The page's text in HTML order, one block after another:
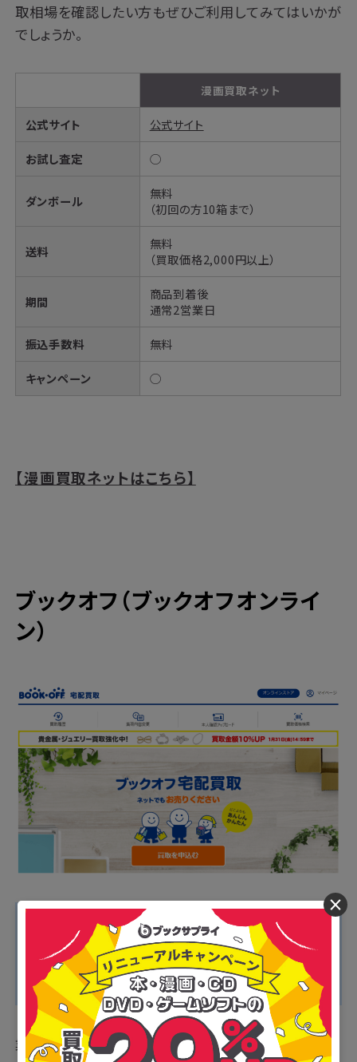
取相場を確認したい方もぜひご利用してみてはいかが
でしょうか。
漫画買取ネット
公式サイト 公式サイト
お試し査定 ◯
ダンボール
無料
（初回の方10箱まで）
送料
無料
（買取価格2,000円以上）
期間
商品到着後
通常2営業日
振込手数料 無料
キャンペーン ◯
【漫画買取ネットはこちら】
ブックオフ（ブックオフオンライ
ン）
■ブックオフのおすすめポイント
・1度に19箱までの大量集荷が可能
・送料・手数料がすべて無料
・ネット店舗のため自宅から出ずに利用できる
業界最大手のブックオフが展開するネット店舗が「ブッ
×